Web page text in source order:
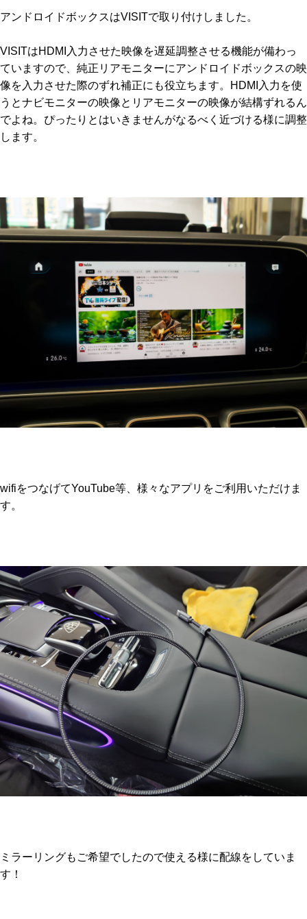
アンドロイドボックスはVISITで取り付けしました。
VISITはHDMI入力させた映像を遅延調整させる機能が備わっ
ていますので、純正リアモニターにアンドロイドボックスの映
像を入力させた際のずれ補正にも役立ちます。HDMI入力を使
うとナビモニターの映像とリアモニターの映像が結構ずれるん
でよね。ぴったりとはいきませんがなるべく近づける様に調整
します。
wifiをつなげてYouTube等、様々なアプリをご利用いただけま
す。
ミラーリングもご希望でしたので使える様に配線をしていま
す！